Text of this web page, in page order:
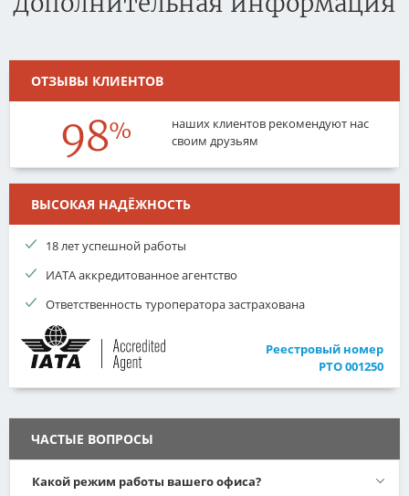
ОТЗЫВЫ КЛИЕНТОВ
98%
наших клиентов рекомендуют нас
своим друзьям
ВЫСОКАЯ НАДЁЖНОСТЬ
18 лет успешной работы
ИАТА аккредитованное агентство
Ответственность туроператора застрахована
Реестровый номер
РТО 001250
ЧАСТЫЕ ВОПРОСЫ
Какой режим работы вашего офиса?